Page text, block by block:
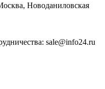
Новоданиловская
sale@info24.ru